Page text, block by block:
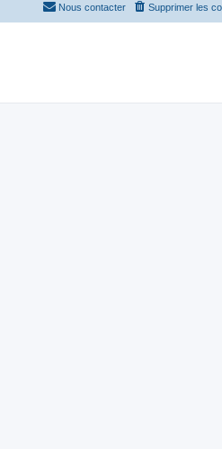
Supprimer les
Nous contacter